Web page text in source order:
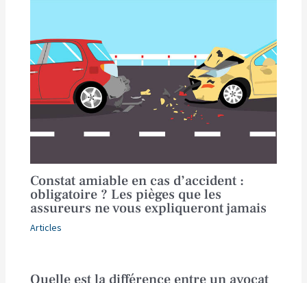
Constat amiable en cas d’accident :
obligatoire ? Les pièges que les
assureurs ne vous expliqueront jamais
Articles
Quelle est la différence entre un avocat